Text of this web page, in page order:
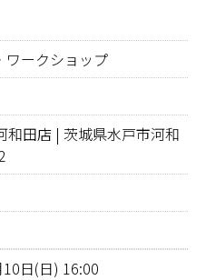
ワークショップ
和田店 | 茨城県水戸市河和
日(日) 16:00